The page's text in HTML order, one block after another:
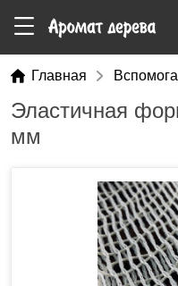
Главная
Эластичная
мм